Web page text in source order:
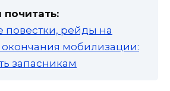
повестки, рейды на
окончания мобилизации:
запасникам